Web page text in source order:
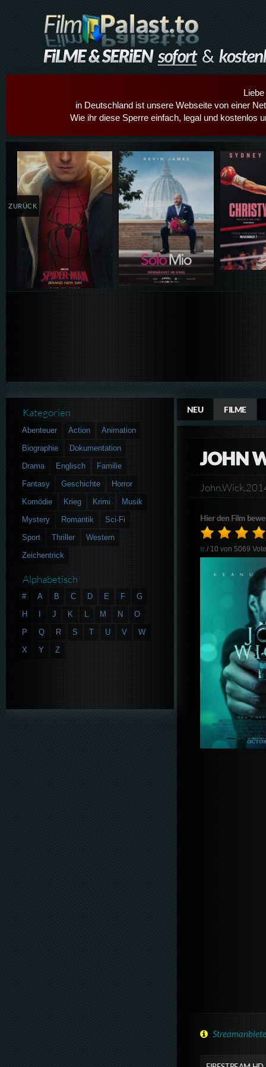
in Deutschland ist unsere Webseite von einer
Wie ihr diese Sperre einfach, legal und kostenlos
Details,Play Details,Play
ZURÜCK
NEU FILME
JOHN
Hier den Film
8 / 10 von5069
Kategorien
Abenteuer Action
Animation
Biographie
Dokumentation
Drama
Englisch
Familie
Fantasy
Geschichte
Horror
Komödie
Krieg Krimi
Musik
Mystery
Romantik
Sci-Fi
Sport
Thriller
Western
Zeichentrick
Alphabetisch
# A B C D E F
G
H
J K L M N
O
P
Q R S T U V
W
X
Y Z